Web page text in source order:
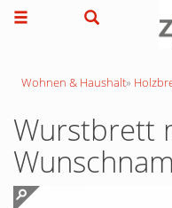
Wohnen & Haushalt»
Wurstbrett